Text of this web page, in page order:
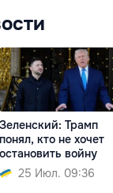
Зеленский: Трамп
понял, кто не хочет
остановить войну
25 Июл. 09:36